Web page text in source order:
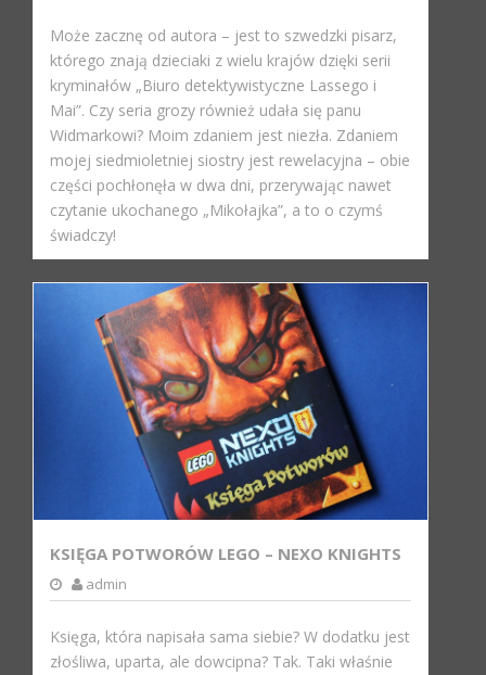
Może zacznę od autora – jest to szwedzki pisarz,
którego znają dzieciaki z wielu krajów dzięki serii
kryminałów „Biuro detektywistyczne Lassego i
Mai”. Czy seria grozy również udała się panu
Widmarkowi? Moim zdaniem jest niezła. Zdaniem
mojej siedmioletniej siostry jest rewelacyjna – obie
części pochłonęła w dwa dni, przerywając nawet
czytanie ukochanego „Mikołajka”, a to o czymś
świadczy!
KSIĘGA POTWORÓW LEGO – NEXO KNIGHTS
admin
Księga, która napisała sama siebie? W dodatku jest
złośliwa, uparta, ale dowcipna? Tak. Taki właśnie